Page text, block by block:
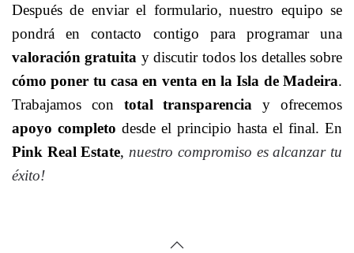
Después de enviar el formulario, nuestro equipo se
pondrá en contacto contigo para programar una
valoración gratuita y discutir todos los detalles sobre
cómo poner tu casa en venta en la Isla de Madeira.
Trabajamos con total transparencia y ofrecemos
apoyo completo desde el principio hasta el final. En
Pink Real Estate, nuestro compromiso es alcanzar tu
éxito!